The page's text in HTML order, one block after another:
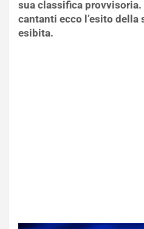
sua classifica
cantanti ecco l’esito della
esibita.